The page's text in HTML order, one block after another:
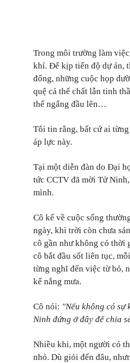
Trong môi trường làm
khí. Để kịp tiến độ dự án,
đống, những cuộc họp
quệ cả thể chất lẫn tinh
thể ngẩng đầu lên…
Tôi tin rằng, bất cứ ai
áp lực này.
Tại một diễn đàn do Đại
tức CCTV đã mời Tử
mình.
Cô kể về cuộc sống
ngày, khi trời còn chưa
cô gần như không có thời
cô bắt đầu sốt liên tục,
từng nghĩ đến việc từ bỏ,
kể nắng mưa.
Cô nói: "Nếu không có sự
Ninh đứng ở đây để chia
Nhiều khi, một người có
nhỏ. Dù giỏi đến đâu,